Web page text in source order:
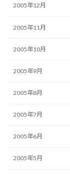
2005年12月
2005年11月
2005年10月
2005年9月
2005年8月
2005年7月
2005年6月
2005年5月